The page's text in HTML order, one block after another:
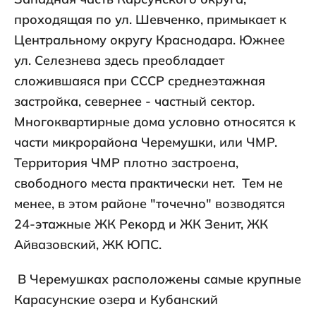
проходящая по ул. Шевченко, примыкает к
Центральному округу Краснодара. Южнее
ул. Селезнева здесь преобладает
сложившаяся при СССР среднеэтажная
застройка, севернее - частный сектор.
Многоквартирные дома условно относятся к
части микрорайона Черемушки, или ЧМР.
Территория ЧМР плотно застроена,
свободного места практически нет. Тем не
менее, в этом районе "точечно" возводятся
24-этажные ЖК Рекорд и ЖК Зенит, ЖК
Айвазовский, ЖК ЮПС.
В Черемушках расположены самые крупные
Карасунские озера и Кубанский